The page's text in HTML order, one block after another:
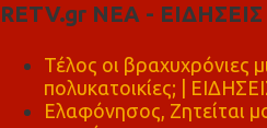
RETV.gr ΝΕΑ -
Τέλος οι βραχυχρόνιες
πολυκατοικίες; |
Ελαφόνησος, Ζητείται